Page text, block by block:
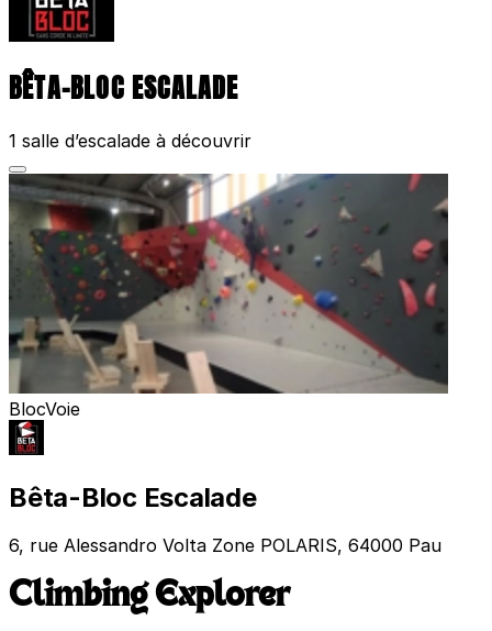
BÊTA-BLOC ESCALADE
1 salle d’escalade à découvrir
BlocVoie
Bêta-Bloc Escalade
6, rue Alessandro Volta Zone POLARIS, 64000 Pau
Climbing Explorer